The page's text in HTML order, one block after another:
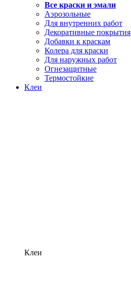
Все краски и эмали
Аэрозольные
Для внутренних работ
Декоративные покрытия
Добавки к краскам
Колера для краски
Для наружных работ
Огнезащитные
Термостойкие
Клеи
Клеи